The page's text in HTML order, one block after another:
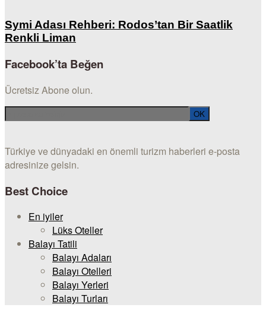
Symi Adası Rehberi: Rodos’tan Bir Saatlik
Renkli Liman
Facebook’ta Beğen
Ücretsiz Abone olun.
Türkiye ve dünyadaki en önemli turizm haberleri e-posta
adresinize gelsin.
Best Choice
En iyiler
Lüks Oteller
Balayı Tatili
Balayı Adaları
Balayı Otelleri
Balayı Yerleri
Balayı Turları